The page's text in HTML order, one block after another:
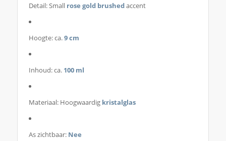
Detail: Small rose gold brushedaccent
Hoogte: ca.9 cm
Inhoud: ca. 100 ml
Materiaal: Hoogwaardig kristalglas
As zichtbaar: Nee